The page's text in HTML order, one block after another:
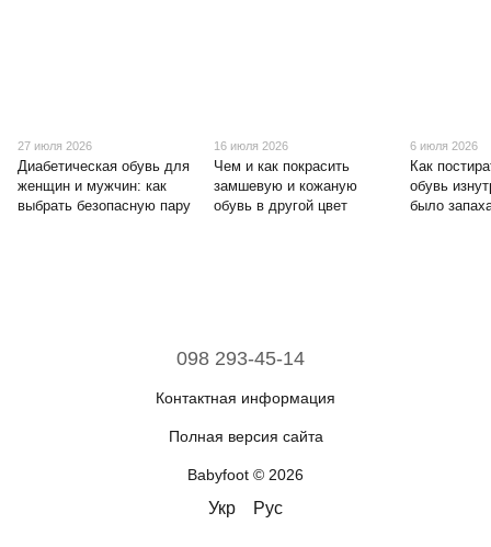
27 июля 2026
Диабетическая обувь для
женщин и мужчин: как
выбрать безопасную пару
16 июля 2026
Чем и как покрасить
замшевую и кожаную
обувь в другой цвет
6 июля 2026
Как
обувь
было
098 293-45-14
Контактная информация
Полная версия сайта
Babyfoot © 2026
Укр Рус